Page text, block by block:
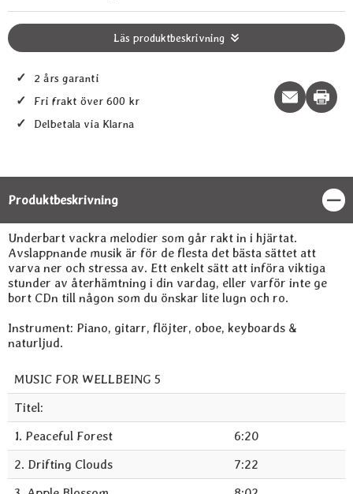
Läs produktbeskrivning
✓ 2 års garanti
✓ Fri frakt över 600 kr
✓ Delbetala via Klarna
Print
Produktbeskrivning
Produktbeskrivning
Underbart vackra melodier som går rakt in i hjärtat.
Avslappnande musik är för de flesta det bästa sättet att
varva ner och stressa av. Ett enkelt sätt att införa viktiga
stunder av återhämtning i din vardag, eller varför inte ge
bort CDn till någon som du önskar lite lugn och ro.
Instrument: Piano, gitarr, flöjter, oboe, keyboards &
naturljud.
MUSIC FOR WELLBEING 5
Titel:
1. Peaceful Forest
6:20
2. Drifting Clouds
7:22